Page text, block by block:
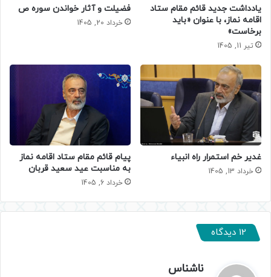
یادداشت جدید قائم مقام ستاد
اقامه نماز، با عنوان «باید
برخاست»
تیر 11, 1405
فضیلت و آثار خواندن سوره ص
خرداد 20, 1405
غدیر خم استمرار راه انبیاء
خرداد 13, 1405
پیام قائم مقام ستاد اقامه نماز
به مناسبت عید سعید قربان
خرداد 6, 1405
12 دیدگاه
ناشناس